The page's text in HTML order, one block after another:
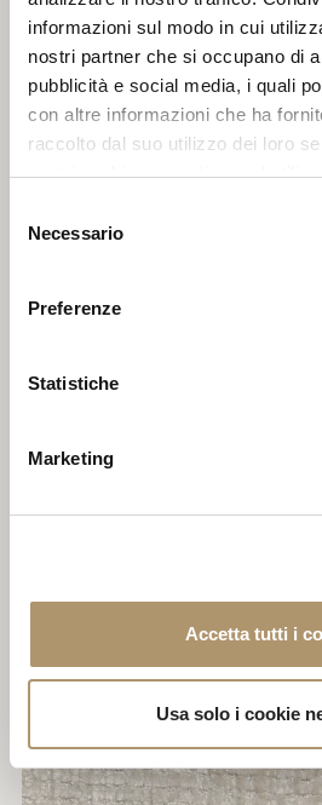
informazioni sul modo in cui
nostri partner che si occupano di
pubblicità e social media, i quali
con altre informazioni che ha
raccolto dal suo utilizzo dei loro
nostri cookie se continua ad
delNecessario
Preferenze
Statistiche
Marketing
Accetta tutti i
Usa solo i cookie